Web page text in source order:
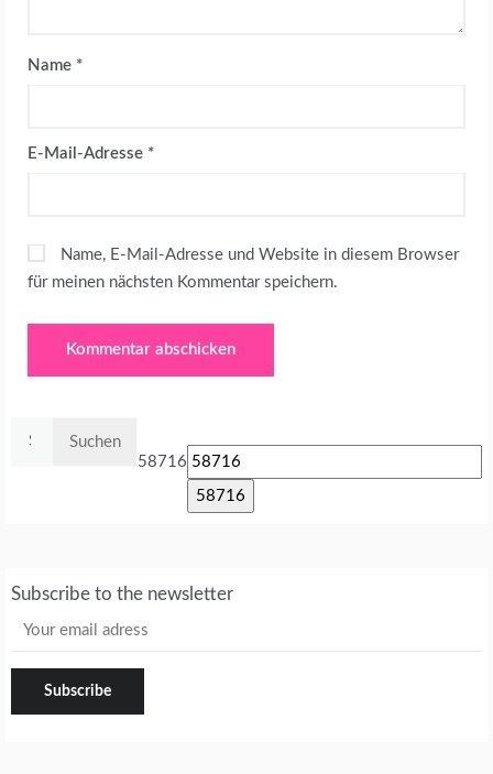
Name *
E-Mail-Adresse *
Name, E-Mail-Adresse und Website in diesem Browser
für meinen nächsten Kommentar speichern.
58716
Subscribe to the newsletter